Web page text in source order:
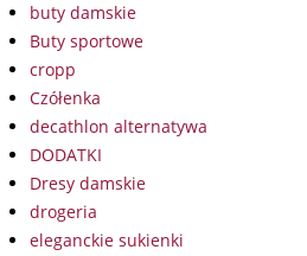
buty damskie
Buty sportowe
cropp
Czółenka
decathlon alternatywa
DODATKI
Dresy damskie
drogeria
eleganckie sukienki